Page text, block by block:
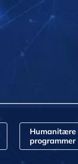
Humanitære
programmer